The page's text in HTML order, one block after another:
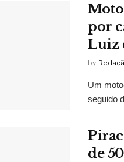
por
Luiz
by
Um
seguido
de